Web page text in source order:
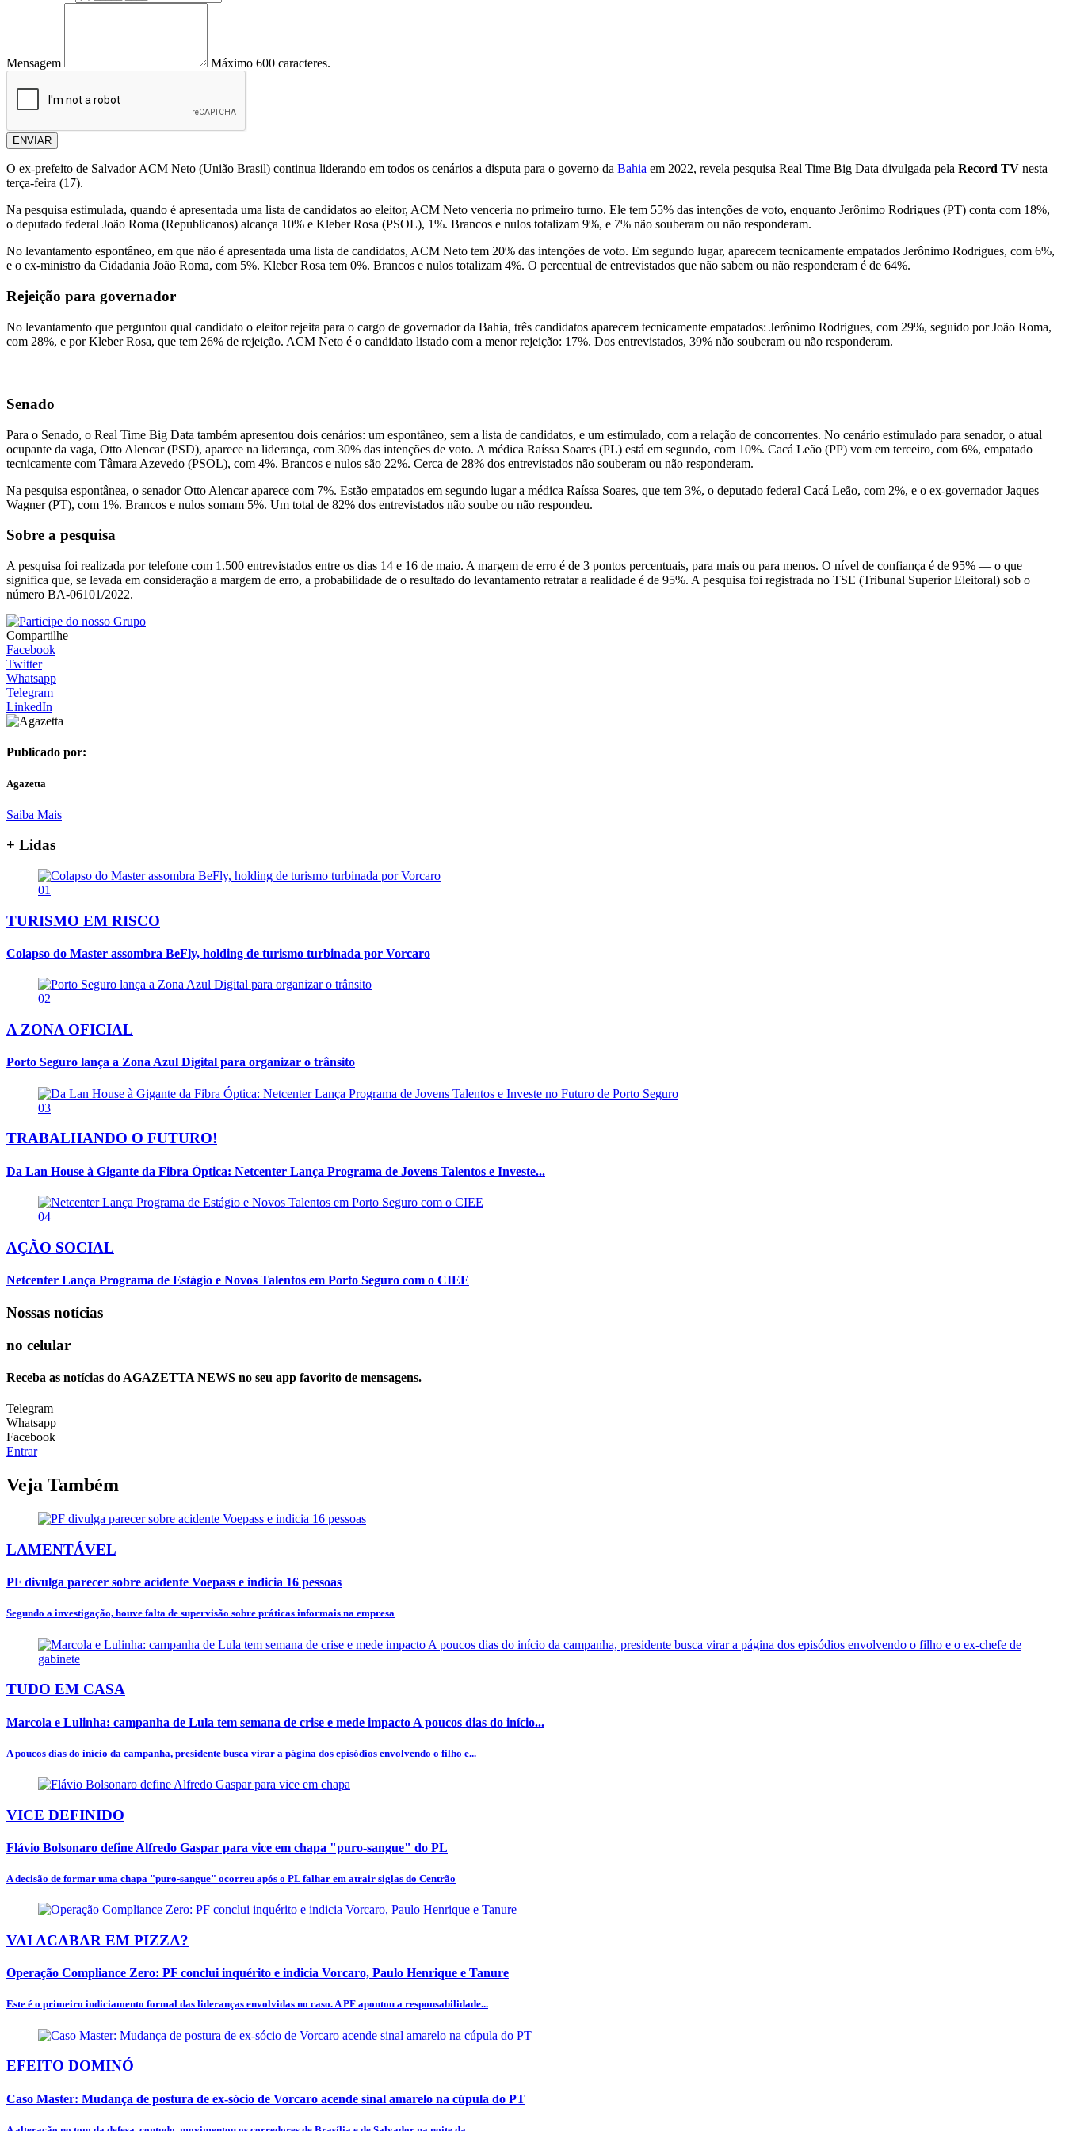
Mensagem Máximo 600 caracteres.
ENVIAR
O ex-prefeito de Salvador ACM Neto (União Brasil) continua liderando em todos os cenários a disputa para o governo da Bahia em 2022, revela pesquisa Real Time Big Data divulgada pela Record TV nesta
terça-feira (17).
Na pesquisa estimulada, quando é apresentada uma lista de candidatos ao eleitor, ACM Neto venceria no primeiro turno. Ele tem 55% das intenções de voto, enquanto Jerônimo Rodrigues (PT) conta com 18%,
o deputado federal João Roma (Republicanos) alcança 10% e Kleber Rosa (PSOL), 1%. Brancos e nulos totalizam 9%, e 7% não souberam ou não responderam.
No levantamento espontâneo, em que não é apresentada uma lista de candidatos, ACM Neto tem 20% das intenções de voto. Em segundo lugar, aparecem tecnicamente empatados Jerônimo Rodrigues, com 6%,
e o ex-ministro da Cidadania João Roma, com 5%. Kleber Rosa tem 0%. Brancos e nulos totalizam 4%. O percentual de entrevistados que não sabem ou não responderam é de 64%.
Rejeição para governador
No levantamento que perguntou qual candidato o eleitor rejeita para o cargo de governador da Bahia, três candidatos aparecem tecnicamente empatados: Jerônimo Rodrigues, com 29%, seguido por João Roma,
com 28%, e por Kleber Rosa, que tem 26% de rejeição. ACM Neto é o candidato listado com a menor rejeição: 17%. Dos entrevistados, 39% não souberam ou não responderam.
Senado
Para o Senado, o Real Time Big Data também apresentou dois cenários: um espontâneo, sem a lista de candidatos, e um estimulado, com a relação de concorrentes. No cenário estimulado para senador, o atual
ocupante da vaga, Otto Alencar (PSD), aparece na liderança, com 30% das intenções de voto. A médica Raíssa Soares (PL) está em segundo, com 10%. Cacá Leão (PP) vem em terceiro, com 6%, empatado
tecnicamente com Tâmara Azevedo (PSOL), com 4%. Brancos e nulos são 22%. Cerca de 28% dos entrevistados não souberam ou não responderam.
Na pesquisa espontânea, o senador Otto Alencar aparece com 7%. Estão empatados em segundo lugar a médica Raíssa Soares, que tem 3%, o deputado federal Cacá Leão, com 2%, e o ex-governador Jaques
Wagner (PT), com 1%. Brancos e nulos somam 5%. Um total de 82% dos entrevistados não soube ou não respondeu.
Sobre a pesquisa
A pesquisa foi realizada por telefone com 1.500 entrevistados entre os dias 14 e 16 de maio. A margem de erro é de 3 pontos percentuais, para mais ou para menos. O nível de confiança é de 95% — o que
significa que, se levada em consideração a margem de erro, a probabilidade de o resultado do levantamento retratar a realidade é de 95%. A pesquisa foi registrada no TSE (Tribunal Superior Eleitoral) sob o
número BA-06101/2022.
Compartilhe
Facebook
Twitter
Whatsapp
Telegram
LinkedIn
Publicado por:
Agazetta
Saiba Mais
+ Lidas
01
TURISMO EM RISCO
Colapso do Master assombra BeFly, holding de turismo turbinada por Vorcaro
02
A ZONA OFICIAL
Porto Seguro lança a Zona Azul Digital para organizar o trânsito
03
TRABALHANDO O FUTURO!
Da Lan House à Gigante da Fibra Óptica: Netcenter Lança Programa de Jovens Talentos e Investe...
04
AÇÃO SOCIAL
Netcenter Lança Programa de Estágio e Novos Talentos em Porto Seguro com o CIEE
Nossas notícias
no celular
Receba as notícias do AGAZETTA NEWS no seu app favorito de mensagens.
Telegram
Whatsapp
Facebook
Entrar
Veja Também
LAMENTÁVEL
PF divulga parecer sobre acidente Voepass e indicia 16 pessoas
Segundo a investigação, houve falta de supervisão sobre práticas informais na empresa
TUDO EM CASA
Marcola e Lulinha: campanha de Lula tem semana de crise e mede impacto A poucos dias do início...
A poucos dias do início da campanha, presidente busca virar a página dos episódios envolvendo o filho e...
VICE DEFINIDO
Flávio Bolsonaro define Alfredo Gaspar para vice em chapa "puro-sangue" do PL
A decisão de formar uma chapa "puro-sangue" ocorreu após o PL falhar em atrair siglas do Centrão
VAI ACABAR EM PIZZA?
Operação Compliance Zero: PF conclui inquérito e indicia Vorcaro, Paulo Henrique e Tanure
Este é o primeiro indiciamento formal das lideranças envolvidas no caso. A PF apontou a responsabilidade...
EFEITO DOMINÓ
Caso Master: Mudança de postura de ex-sócio de Vorcaro acende sinal amarelo na cúpula do PT